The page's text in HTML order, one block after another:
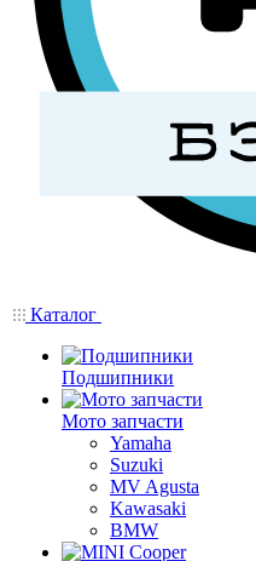
Каталог
Подшипники
Мото запчасти
Yamaha
Suzuki
MV Agusta
Kawasaki
BMW